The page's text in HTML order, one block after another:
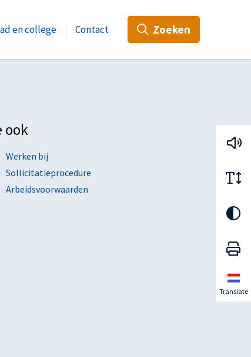
en college Contact Zoeken
Translate
ook
Werken bij
Sollicitatieprocedure
Arbeidsvoorwaarden